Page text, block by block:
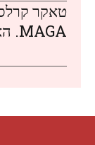
טאקר
MAGA. האם הוא באמת יכול לבנות תנועה?